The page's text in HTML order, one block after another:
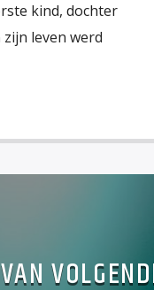
kind, dochter
leven werd